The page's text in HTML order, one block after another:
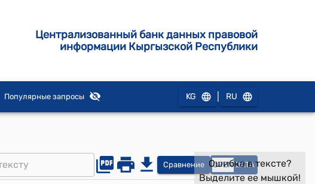
Централизованный банк данных правовой
информации Кыргызской Республики
Популярные запросы KG RU
Сравнение OPEN DATA
Ошибка в тексте?
Выделите ее мышкой!